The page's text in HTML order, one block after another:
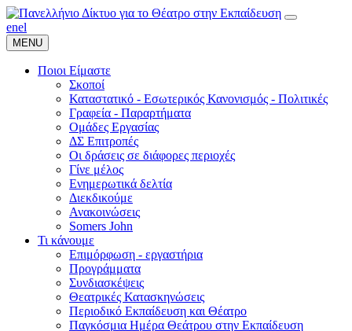
enel
MENU
Ποιοι Είμαστε
Σκοποί
Καταστατικό - Εσωτερικός Κανονισμός - Πολιτικές
Γραφεία - Παραρτήματα
Ομάδες Εργασίας
ΔΣ Επιτροπές
Οι δράσεις σε διάφορες περιοχές
Γίνε μέλος
Ενημερωτικά δελτία
Διεκδικούμε
Ανακοινώσεις
Somers John
Τι κάνουμε
Επιμόρφωση - εργαστήρια
Προγράμματα
Συνδιασκέψεις
Θεατρικές Κατασκηνώσεις
Περιοδικό Εκπαίδευση και Θέατρο
Παγκόσμια Ημέρα Θεάτρου στην Εκπαίδευση